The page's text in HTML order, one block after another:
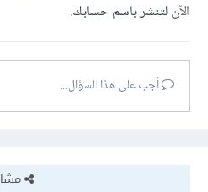
الآنلتنشر باسم حسابك.
أجب على هذا السؤال...